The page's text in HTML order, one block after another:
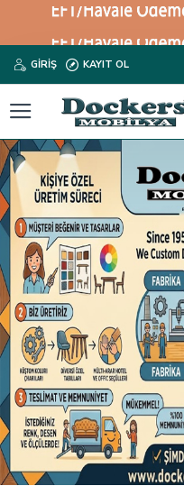
GIRIŞ KAYIT OL